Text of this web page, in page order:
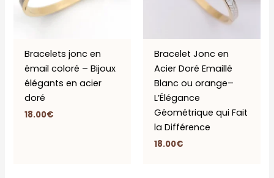
Bracelets jonc en
émail coloré – Bijoux
élégants en acier
doré
18.00€
Bracelet Jonc en
Acier Doré Emaillé
Blanc ou orange–
L’Élégance
Géométrique qui Fait
la Différence
18.00€